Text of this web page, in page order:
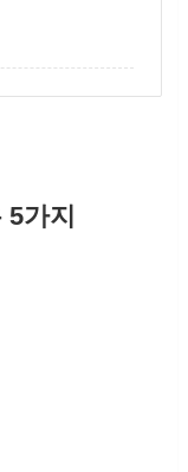
가지